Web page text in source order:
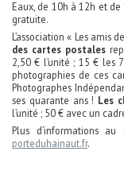
Eaux, de 10h à 12h et
gratuite.
L’association « Les amis
des cartes postales
2,50 € l’unité ; 15 € les
photographies de ces
Photographes
ses quarante ans ! Les
l’unité ; 50 € avec un
Plus d’informations
porteduhainaut.fr.